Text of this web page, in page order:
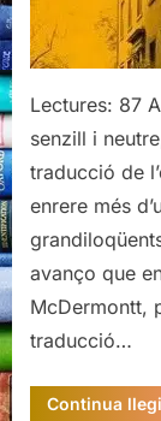
Lectures: 87
senzill i
traducció de
enrere més
avanço que
McDermontt,
traducció…
Continua